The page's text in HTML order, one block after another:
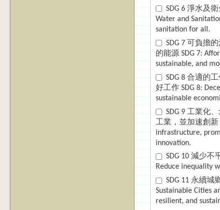
SDG 6 淨水及衛
Water and
sanitation for all.
SDG 7 可負擔
的能源 SDG 7: Affordable and Clean Energy - Ensure access to affordable, reliable,
sustainable, and
SDG 8 合適的
好工作 SDG 8: Decent Work and Economic Growth - Promote sustained, inclusive, and
sustainable
SDG 9 工業化
工業，並加速創新
infrastructure,
innovation.
SDG 10 減少不
Reduce inequality
SDG 11 永續城
Sustainable Cities
resilient, and